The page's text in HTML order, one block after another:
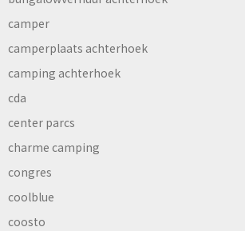
camper
camperplaats achterhoek
camping achterhoek
cda
center parcs
charme camping
congres
coolblue
coosto